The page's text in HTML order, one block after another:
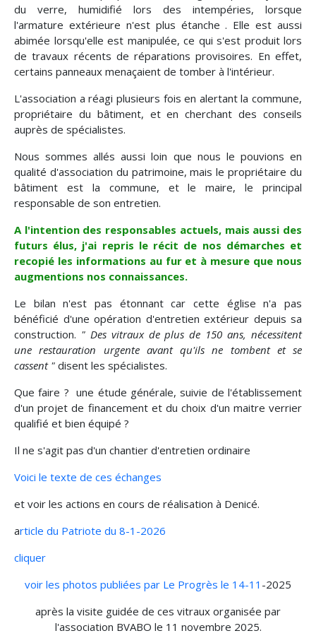
du verre, humidifié lors des intempéries, lorsque
l'armature extérieure n'est plus étanche . Elle est aussi
abimée lorsqu'elle est manipulée, ce qui s'est produit lors
de travaux récents de réparations provisoires. En effet,
certains panneaux menaçaient de tomber à l'intérieur.
L'association a réagi plusieurs fois en alertant la commune,
propriétaire du bâtiment, et en cherchant des conseils
auprès de spécialistes.
Nous sommes allés aussi loin que nous le pouvions en
qualité d'association du patrimoine, mais le propriétaire du
bâtiment est la commune, et le maire, le principal
responsable de son entretien.
A l'intention des responsables actuels, mais aussi des
futurs élus, j'ai repris le récit de nos démarches et
recopié les informations au fur et à mesure que nous
augmentions nos connaissances.
Le bilan n'est pas étonnant car cette église n'a pas
bénéficié d'une opération d'entretien extérieur depuis sa
construction. " Des vitraux de plus de 150 ans, nécessitent
une restauration urgente avant qu'ils ne tombent et se
cassent " disent les spécialistes.
Que faire ? une étude générale, suivie de l'établissement
d'un projet de financement et du choix d'un maitre verrier
qualifié et bien équipé ?
Il ne s'agit pas d'un chantier d'entretien ordinaire
Voici le texte de ces échanges
et voir les actions en cours de réalisation à Denicé.
article du Patriote du 8-1-2026
cliquer
voir les photos publiées par Le Progrès le 14-11 -2025
après la visite guidée de ces vitraux organisée par
l'association BVABO le 11 novembre 2025.